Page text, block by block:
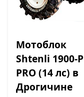
Мотоблок
Shtenli 1900-P
PRO (14 лс) в
Дрогичине